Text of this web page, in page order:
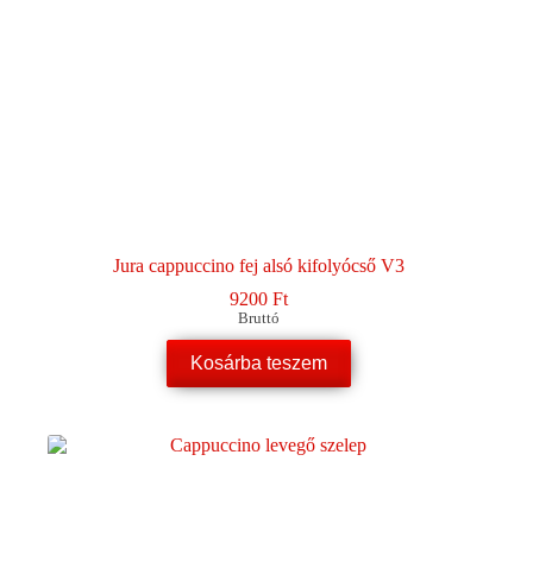
Jura cappuccino fej alsó kifolyócső V3
9200 Ft
Bruttó
Kosárba teszem